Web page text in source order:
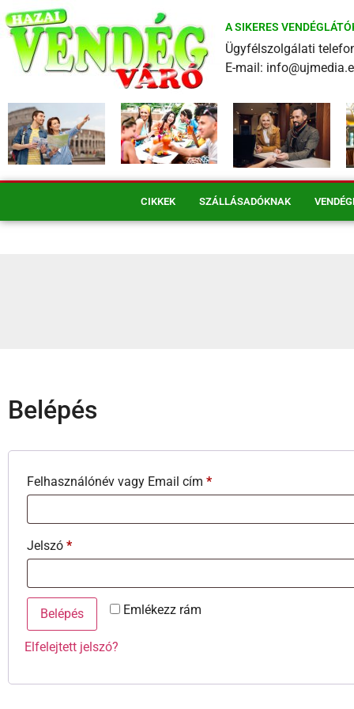
A SIKERES
Ügyfélszolgálati
E-mail:
CIKKEK SZÁLLÁSADÓKNAK
Belépés
Felhasználónév vagy Email cím *
Jelszó *
Emlékezz rám
Belépés
Elfelejtett jelszó?